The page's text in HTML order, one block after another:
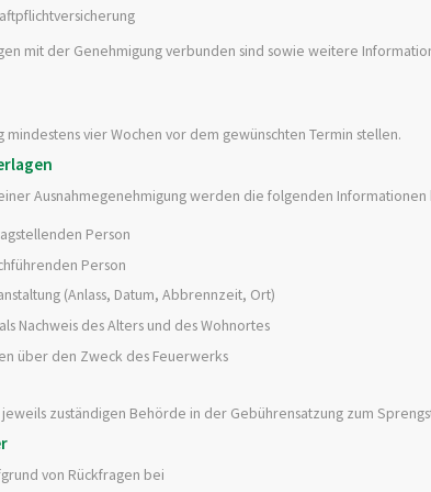
mit der Genehmigung verbunden sind sowie weitere
mindestens vier Wochen vor dem gewünschten Termin stellen.
Ausnahmegenehmigung werden die folgenden Informationen
Person
Person
(Anlass, Datum, Abbrennzeit, Ort)
Nachweis des Alters und des Wohnortes
über den Zweck des Feuerwerks
zuständigen Behörde in der Gebührensatzung zum
von Rückfragen bei